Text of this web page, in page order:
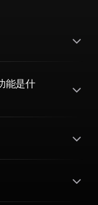
能是什